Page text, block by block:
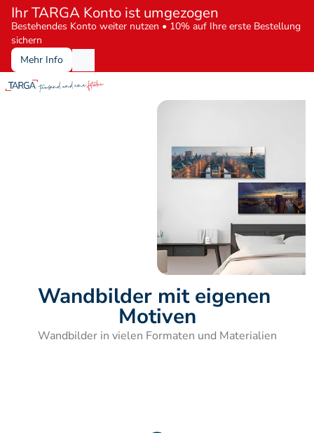
Ihr TARGA Konto ist umgezogen
Bestehendes Konto weiter nutzen • 10% auf Ihre erste Bestellung
sichern
Mehr Info
Wandbilder mit eigenen
Motiven
Wandbilder in vielen Formaten und Materialien